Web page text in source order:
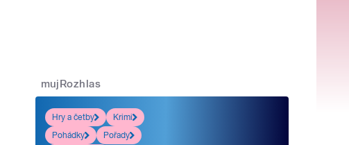
mujRozhlas
Hry a četby
Krimi
Pohádky
Pořady